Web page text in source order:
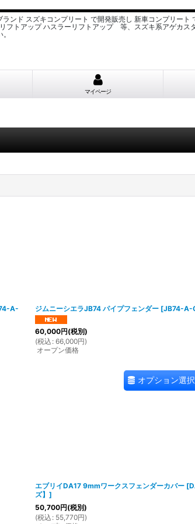
ンド スズキコンプリート で開発販売し 新車コンプリート
フトアップ ハスラーリフトアップ 等、スズキ系アゲカ
マイページ
A-
ジムニーシエラJB74 パイプフェンダー [JB74-A-
60,000円(税別)
(税込 : 66,000円)
オープン価格
オプション選択
エブリイDA17 9mmワークスフェンダーカバー [
ズ】]
50,700円(税別)
(税込 : 55,770円)